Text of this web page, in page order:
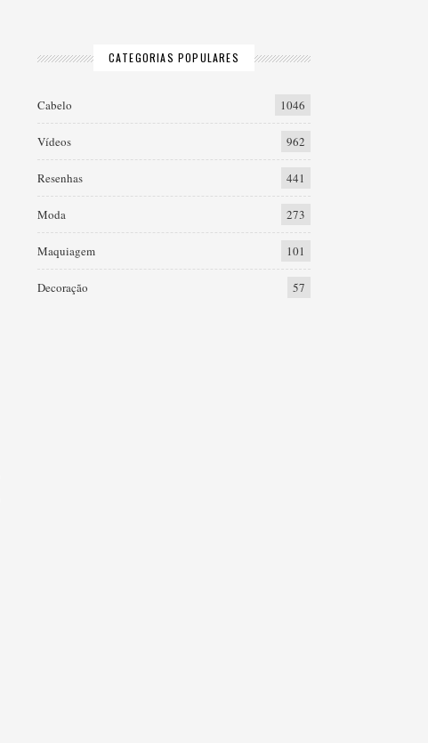
CATEGORIAS POPULARES
Cabelo 1046
Vídeos 962
Resenhas 441
Moda 273
Maquiagem 101
Decoração 57